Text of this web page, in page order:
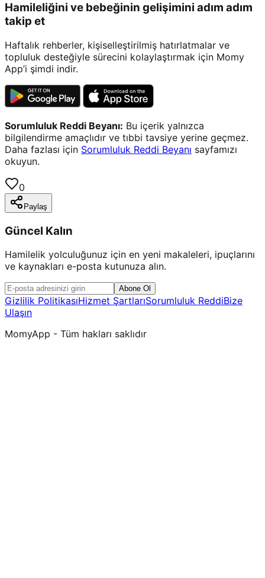
Hamileliğini ve bebeğinin gelişimini adım adım
takip et
Haftalık rehberler, kişiselleştirilmiş hatırlatmalar ve
topluluk desteğiyle sürecini kolaylaştırmak için Momy
App’i şimdi indir.
Sorumluluk Reddi Beyanı: Bu içerik yalnızca
bilgilendirme amaçlıdır ve tıbbi tavsiye yerine geçmez.
Daha fazlası için Sorumluluk Reddi Beyanı sayfamızı
okuyun.
0
Paylaş
Güncel Kalın
Hamilelik yolculuğunuz için en yeni makaleleri, ipuçlarını
ve kaynakları e-posta kutunuza alın.
Abone Ol
Gizlilik PolitikasıHizmet ŞartlarıSorumluluk ReddiBize
Ulaşın
MomyApp - Tüm hakları saklıdır